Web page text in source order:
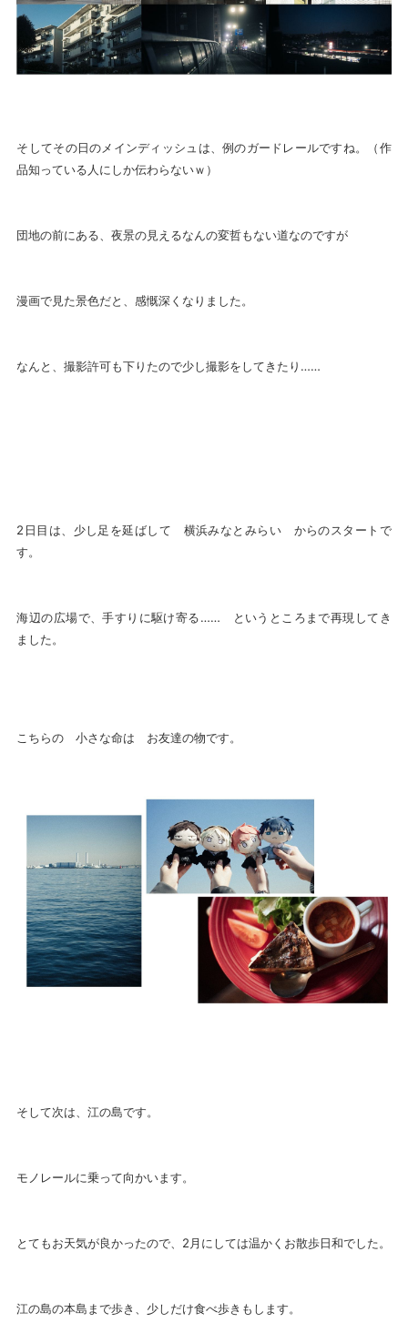
そしてその日のメインディッシュは、例のガードレールですね。（作
品知っている人にしか伝わらないｗ）
団地の前にある、夜景の見えるなんの変哲もない道なのですが
漫画で見た景色だと、感慨深くなりました。
なんと、撮影許可も下りたので少し撮影をしてきたり……
2日目は、少し足を延ばして 横浜みなとみらい からのスタートで
す。
海辺の広場で、手すりに駆け寄る…… というところまで再現してき
ました。
こちらの 小さな命は お友達の物です。
そして次は、江の島です。
モノレールに乗って向かいます。
とてもお天気が良かったので、2月にしては温かくお散歩日和でした。
江の島の本島まで歩き、少しだけ食べ歩きもします。